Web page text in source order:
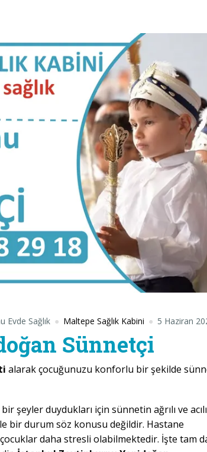
Evde Sağlık Maltepe Sağlık Kabini 5 Haziran
Sünnetçi
alarak çocuğunuzu konforlu bir şekilde
şeyler duydukları için sünnetin ağrılı ve
bir durum söz konusu değildir. Hastane
çocuklar daha stresli olabilmektedir. İşte tam